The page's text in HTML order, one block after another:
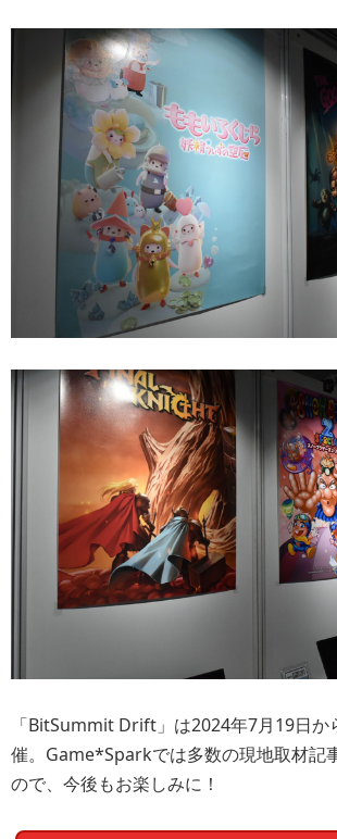
「BitSummit Drift」は2024年7月19日か
催。Game*Sparkでは多数の現地取材記
ので、今後もお楽しみに！